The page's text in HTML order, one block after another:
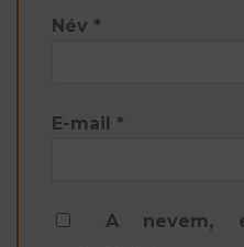
Név *
E-mail *
A nevem,